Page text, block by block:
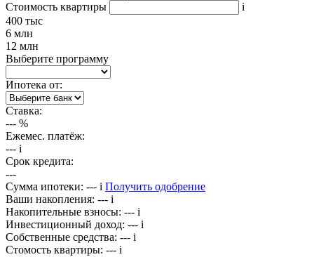
Стоимость квартиры
i
400 тыс
6 млн
12 млн
Выберите программу
Ипотека от:
Ставка:
--- %
Ежемес. платёж:
--- i
Срок кредита:
---
Сумма ипотеки: --- i Получить одобрение
Ваши накопления: --- i
Накопительные взносы: --- i
Инвестиционный доход: --- i
Собственные средства: --- i
Стомость квартиры: --- i